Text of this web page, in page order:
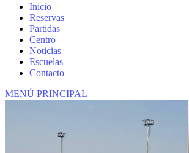
Inicio
Reservas
Partidas
Centro
Noticias
Escuelas
Contacto
MENÚ PRINCIPAL